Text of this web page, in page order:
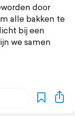
door
alle bakken te
bij een
we samen